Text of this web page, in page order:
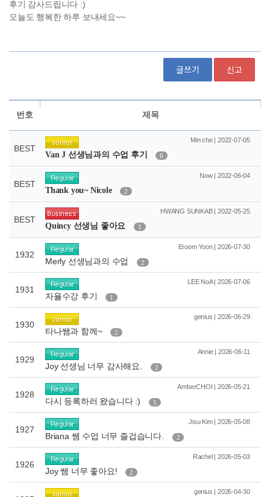
글쓰기 신고